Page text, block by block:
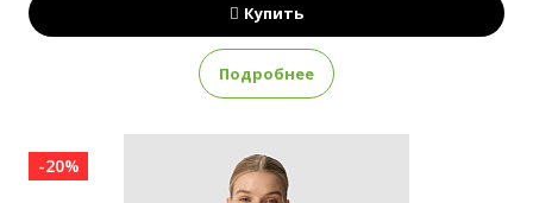
Купить
Подробнее
-20%